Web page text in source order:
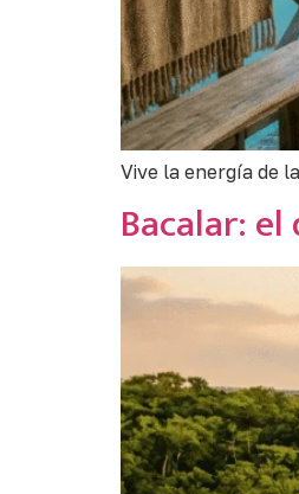
Vive la energía de
Bacalar: